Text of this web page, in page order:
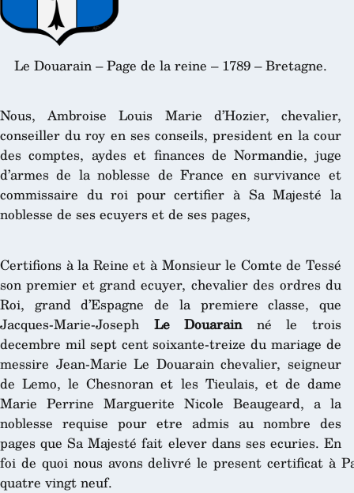
Le Douarain – Page de la reine – 1789 – Bretagne.
Nous, Ambroise Louis Marie d’Hozier, chevalier,
conseiller du roy en ses conseils, president en la cour
des comptes, aydes et finances de Normandie, juge
d’armes de la noblesse de France en survivance et
commissaire du roi pour certifier à Sa Majesté la
noblesse de ses ecuyers et de ses pages,
Certifions à la Reine et à Monsieur le Comte de Tessé
son premier et grand ecuyer, chevalier des ordres du
Roi, grand d’Espagne de la premiere classe, que
Jacques-Marie-Joseph Le Douarainné le trois
decembre mil sept cent soixante-treize du mariage de
messire Jean-Marie Le Douarain chevalier, seigneur
de Lemo, le Chesnoran et les Tieulais, et de dame
Marie Perrine Marguerite Nicole Beaugeard, a la
noblesse requise pour etre admis au nombre des
pages que Sa Majesté fait elever dans ses ecuries. En
foi de quoi nous avons delivré le present certificat à
quatre vingt neuf.